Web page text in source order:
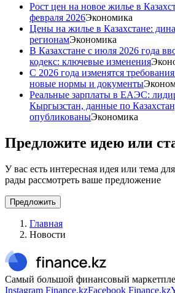
Рост цен на новое жилье в
февраля 2026Экономика
Цены на жилье в Казахстане:
регионамЭкономика
В Казахстане с июля 2026 года
кодекс: ключевые изменения
С 2026 года изменятся
новые нормы и документы
Реальные зарплаты в ЕАЭС:
Кыргызстан, данные по
опубликованыЭкономика
Предложите идею или
У вас есть интересная идея или тема
рады рассмотреть ваше предложение
Предложить
Главная
Новости
Самый большой финансовый
Instagram Finance.kzFacebook Finance.kz